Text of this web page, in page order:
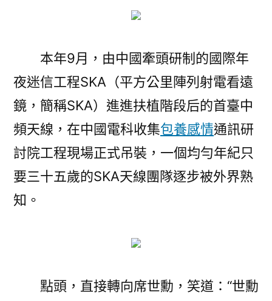
人〉
本年9月，由中國牽頭研制的國際年
夜迷信工程SKA（平方公里陣列射電看遠
鏡，簡稱SKA）進進扶植階段后的首臺中
頻天線，在中國電科收集包養感情通訊研
討院工程現場正式吊裝，一個均勻年紀只
要三十五歲的SKA天線團隊逐步被外界熟
知。
點頭，直接轉向席世勳，笑道：“世勳